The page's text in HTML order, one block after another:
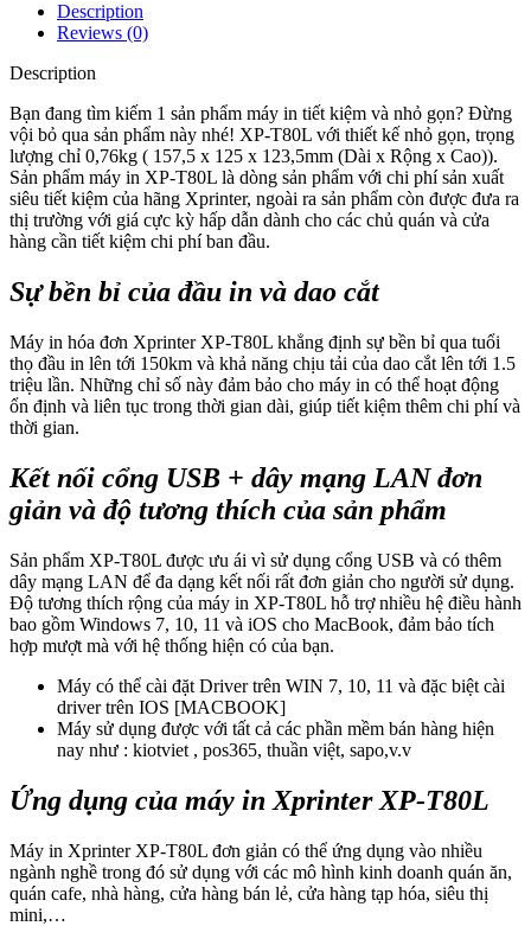
Description
Reviews (0)
Description
Bạn đang tìm kiếm 1 sản phẩm máy in tiết kiệm và nhỏ gọn? Đừng
vội bỏ qua sản phẩm này nhé! XP-T80L với thiết kế nhỏ gọn, trọng
lượng chỉ 0,76kg ( 157,5 x 125 x 123,5mm (Dài x Rộng x Cao)).
Sản phẩm máy in XP-T80L là dòng sản phẩm với chi phí sản xuất
siêu tiết kiệm của hãng Xprinter, ngoài ra sản phẩm còn được đưa ra
thị trường với giá cực kỳ hấp dẫn dành cho các chủ quán và cửa
hàng cần tiết kiệm chi phí ban đầu.
Sự bền bỉ của đầu in và dao cắt
Máy in hóa đơn Xprinter XP-T80L khẳng định sự bền bỉ qua tuổi
thọ đầu in lên tới 150km và khả năng chịu tải của dao cắt lên tới 1.5
triệu lần. Những chỉ số này đảm bảo cho máy in có thể hoạt động
ổn định và liên tục trong thời gian dài, giúp tiết kiệm thêm chi phí và
thời gian.
Kết nối cổng USB + dây mạng LAN đơn
giản và độ tương thích của sản phẩm
Sản phẩm XP-T80L được ưu ái vì sử dụng cổng USB và có thêm
dây mạng LAN để đa dạng kết nối rất đơn giản cho người sử dụng.
Độ tương thích rộng của máy in XP-T80L hỗ trợ nhiều hệ điều hành
bao gồm Windows 7, 10, 11 và iOS cho MacBook, đảm bảo tích
hợp mượt mà với hệ thống hiện có của bạn.
Máy có thể cài đặt Driver trên WIN 7, 10, 11 và đặc biệt cài
driver trên IOS [MACBOOK]
Máy sử dụng được với tất cả các phần mềm bán hàng hiện
nay như : kiotviet , pos365, thuần việt, sapo,v.v
Ứng dụng của máy in Xprinter XP-T80L
Máy in Xprinter XP-T80L đơn giản có thể ứng dụng vào nhiều
ngành nghề trong đó sử dụng với các mô hình kinh doanh quán ăn,
quán cafe, nhà hàng, cửa hàng bán lẻ, cửa hàng tạp hóa, siêu thị
mini,…